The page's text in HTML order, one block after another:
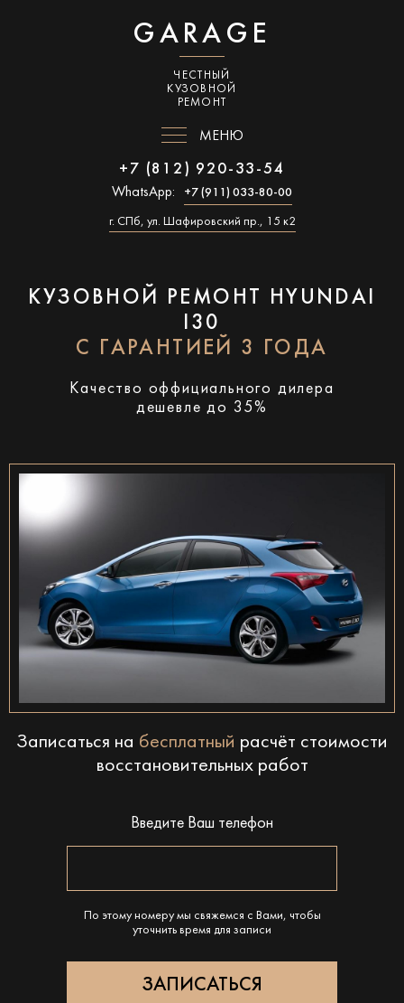
GARAGE
ЧЕСТНЫЙ
КУЗОВНОЙ
РЕМОНТ
МЕНЮ
+7 (812) 920-33-54
WhatsApp: +7 (911) 033-80-00
г. СПб, ул. Шафировский пр., 15 к2
КУЗОВНОЙ РЕМОНТ HYUNDAI
I30
С ГАРАНТИЕЙ 3 ГОДА
Качество оффициального дилера
дешевле до 35%
Записаться на бесплатный расчёт стоимости
восстановительных работ
Введите Ваш телефон
По этому номеру мы свяжемся с Вами, чтобы
уточнить время для записи